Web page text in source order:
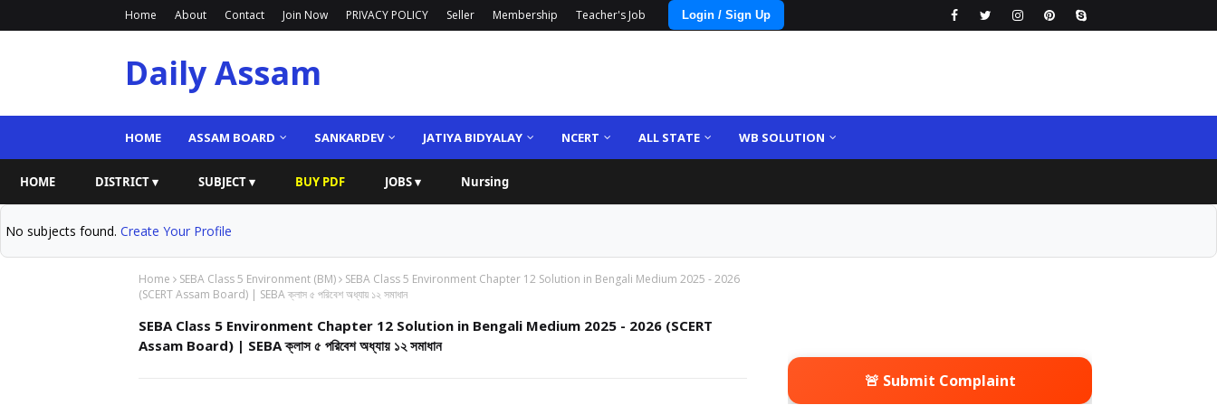
Home About Contact Join Now PRIVACY POLICY Seller Membership Teacher's Job Login / Sign Up
Daily Assam
HOME ASSAM BOARD SANKARDEV JATIYA BIDYALAY NCERT ALL STATE WB SOLUTION
HOME DISTRICT ▾ SUBJECT ▾ BUY PDF JOBS ▾ Nursing
No subjects found. Create Your Profile
Home SEBA Class 5 Environment (BM)
SEBA Class 5 Environment Chapter 12 Solution in Bengali Medium 2025 - 2026
(SCERT Assam Board) | SEBA ক্লাস ৫ পরিবেশ অধ্যায় ১২ সমাধান
SEBA Class 5 Environment Chapter 12 Solution in Bengali Medium 2025 - 2026 (SCERT
Assam Board) | SEBA ক্লাস ৫ পরিবেশ অধ্যায় ১২ সমাধান
🚨 Submit Complaint